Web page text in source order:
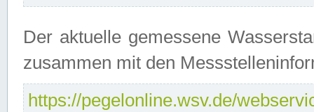
Der aktuelle gemessene
zusammen mit den
https://pegelonline.wsv.de/